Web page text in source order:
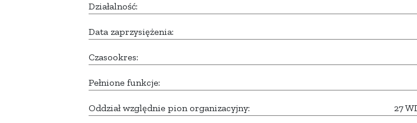
Działalność:
Data zaprzysiężenia:
Czasookres:
Pełnione funkcje:
Oddział względnie pion organizacyjny: 27